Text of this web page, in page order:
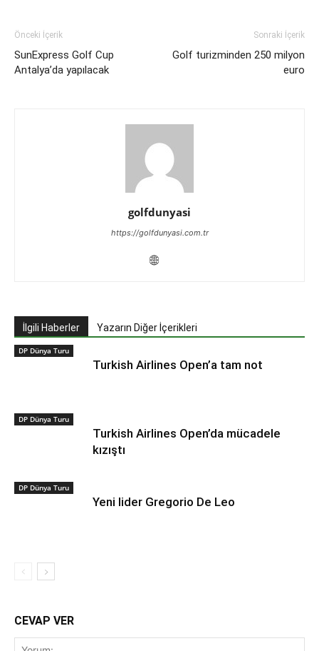
Önceki İçerik
SunExpress Golf Cup
Antalya’da yapılacak
Sonraki İçerik
Golf turizminden 250 milyon
euro
golfdunyasi
https://golfdunyasi.com.tr
İlgili Haberler Yazarın Diğer İçerikleri
DP Dünya Turu
Turkish Airlines Open’a tam not
DP Dünya Turu
Turkish Airlines Open’da mücadele
kızıştı
DP Dünya Turu
Yeni lider Gregorio De Leo
CEVAP VER